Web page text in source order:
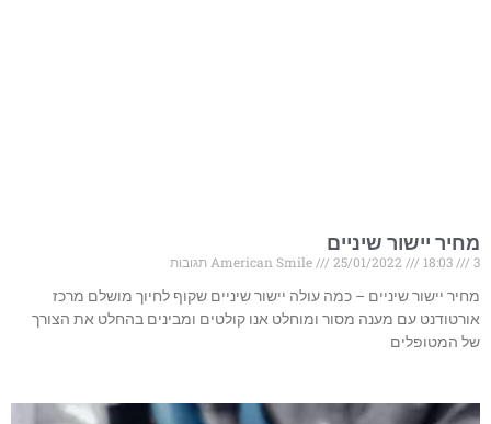
מחיר יישור שיניים
American Smile 25/01/2022 18:03
3 תגובות
מחיר יישור שיניים – כמה עולה יישור שיניים שקוף לחיוך מושלם מרכז
אורטודנט עם מענה מסור ומוחלט אנו קולטים ומבינים בהחלט את הצורך
של המטופלים